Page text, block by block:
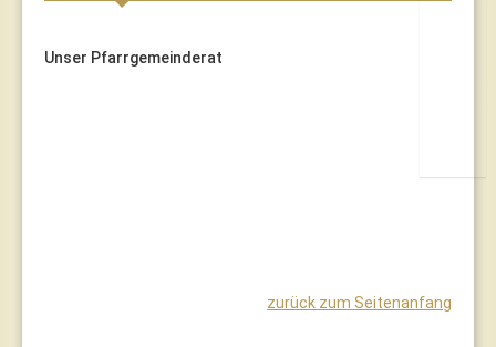
Unser Pfarrgemeinderat
zurück zum Seitenanfang